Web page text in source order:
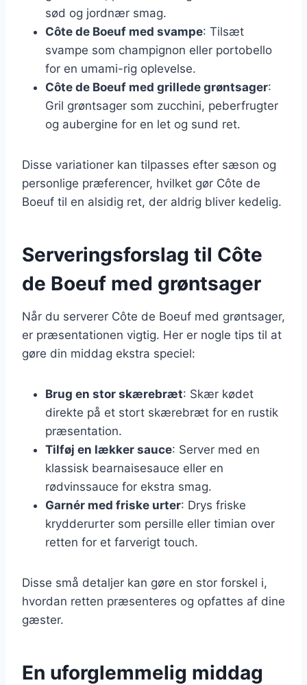
sød og jordnær smag.
Côte de Boeuf med svampe: Tilsæt
svampe som champignon eller portobello
for en umami-rig oplevelse.
Côte de Boeuf med grillede grøntsager:
Gril grøntsager som zucchini, peberfrugter
og aubergine for en let og sund ret.
Disse variationer kan tilpasses efter sæson og
personlige præferencer, hvilket gør Côte de
Boeuf til en alsidig ret, der aldrig bliver kedelig.
Serveringsforslag til Côte
de Boeuf med grøntsager
Når du serverer Côte de Boeuf med grøntsager,
er præsentationen vigtig. Her er nogle tips til at
gøre din middag ekstra speciel:
Brug en stor skærebræt: Skær kødet
direkte på et stort skærebræt for en rustik
præsentation.
Tilføj en lækker sauce: Server med en
klassisk bearnaisesauce eller en
rødvinssauce for ekstra smag.
Garnér med friske urter: Drys friske
krydderurter som persille eller timian over
retten for et farverigt touch.
Disse små detaljer kan gøre en stor forskel i,
hvordan retten præsenteres og opfattes af dine
gæster.
En uforglemmelig middag